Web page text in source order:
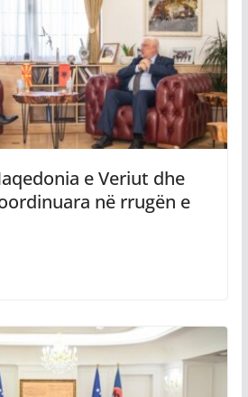
e Veriut dhe
në rrugën e